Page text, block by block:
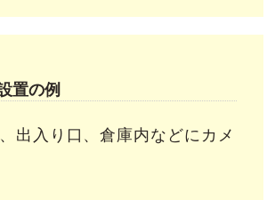
置の例
出入り口、倉庫内などにカメ